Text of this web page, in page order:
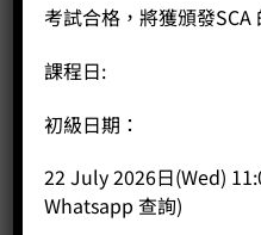
-
考試合格，將獲頒發
課程日:
初級日期：
22 July 2026日(Wed)
Whatsapp 查詢)